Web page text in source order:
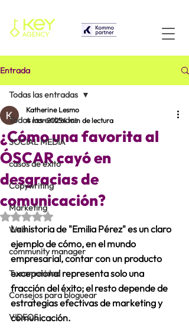
Entrada
Todas las entradas
SOCIAL MEDIA
casos de éxito
Copywriting
Marketing
Web
community manager
Tu comunidad
Consejos para bloguear
VIDEOS
Todas las entradas
¿Cómo una favorita al
ÓSCAR cayó en
desgracias de
comunicación?
Katherine Lesmo
4 mar 20254 min de lectura
Obtuvo NaN de 5 estrellas.
La historia de "Emilia Pérez" es un claro
ejemplo de cómo, en el mundo
empresarial, contar con un producto
excepcional representa solo una
fracción del éxito; el resto depende de
estrategias efectivas de marketing y
comunicación.